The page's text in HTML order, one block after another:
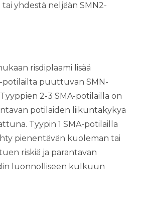
yhdestä neljään SMN2-
risdiplaami lisää
potilailta puuttuvan SMN-
2-3 SMA-potilailla on
potilaiden liikuntakykyä
Tyypin 1 SMA-potilailla
pienentävän kuoleman tai
riskiä ja parantavan
luonnolliseen kulkuun